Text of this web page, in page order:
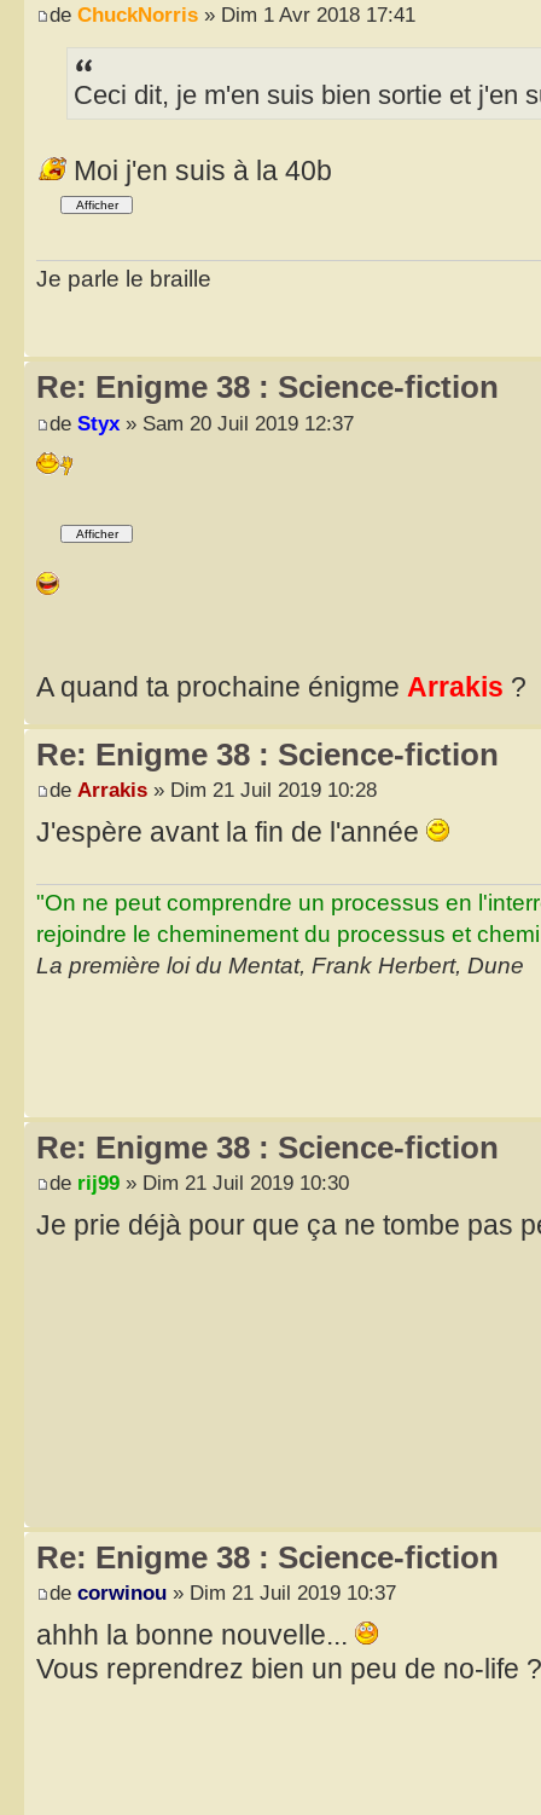
de ChuckNorris » Dim 1 Avr 2018 17:41
Ceci dit, je m'en suis bien sortie et j'en
Moi j'en suis à la 40b
Je parle le braille
Re: Enigme 38 : Science-fiction
de Styx » Sam 20 Juil 2019 12:37
A quand ta prochaine énigme Arrakis ?
Re: Enigme 38 : Science-fiction
de Arrakis » Dim 21 Juil 2019 10:28
J'espère avant la fin de l'année
"On ne peut comprendre un processus en
rejoindre le cheminement du processus et
La première loi du Mentat, Frank Herbert, Dune
Re: Enigme 38 : Science-fiction
de rij99 » Dim 21 Juil 2019 10:30
Je prie déjà pour que ça ne tombe pas
Re: Enigme 38 : Science-fiction
de corwinou » Dim 21 Juil 2019 10:37
ahhh la bonne nouvelle...
Vous reprendrez bien un peu de no-life